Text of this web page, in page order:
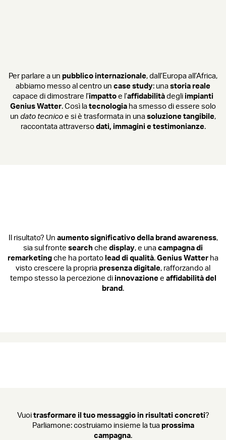
Per parlare a un pubblico internazionale, dall’Europa all’Africa,
abbiamo messo al centro un case study: una storia reale
capace di dimostrare l’impatto e l’affidabilità degli impianti
Genius Watter. Così la tecnologia ha smesso di essere solo
un dato tecnico e si è trasformata in una soluzione tangibile,
raccontata attraverso dati, immagini e testimonianze.
Il risultato? Un aumento significativo della brand awareness,
sia sul fronte search che display, e una campagna di
remarketing che ha portato lead di qualità. Genius Watter ha
visto crescere la propria presenza digitale, rafforzando al
tempo stesso la percezione di innovazionee affidabilità del
brand .
Vuoi trasformare il tuo messaggio in risultati concreti?
Parliamone: costruiamo insieme la tua prossima
campagna.